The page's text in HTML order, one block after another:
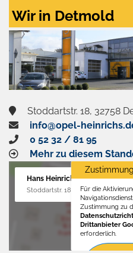
Wir in Detmold
Stoddartstr. 18, 32758
info@opel-
0 52 32 / 81 95
Mehr zu diesem
Hans Heinrichs GmbH
Stoddartstr. 18, 32758 Detmold
Für die
Zustimmung zu
Drittanbieter
erforderlich.